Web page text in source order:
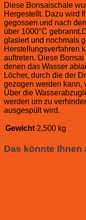
Diese Bonsaischale
Hergestellt. Dazu wird
gegossen und nach
über 1000°C
glasiert und nochmals
Herstellungsverfahren
auftreten. Diese
denen das Wasser
Löcher, durch die der
gezogen werden kann,
Über die
werden um zu
ausgespült wird.
Gewicht 2,500 kg
Das könnte